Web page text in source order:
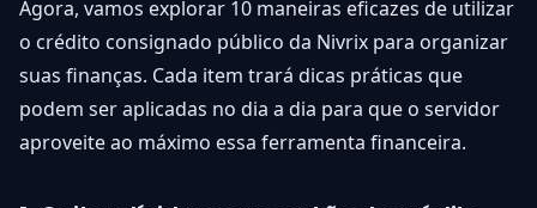
Agora, vamos explorar 10 maneiras eficazes de utilizar
o crédito consignado público da Nivrix para organizar
suas finanças. Cada item trará dicas práticas que
podem ser aplicadas no dia a dia para que o servidor
aproveite ao máximo essa ferramenta financeira.